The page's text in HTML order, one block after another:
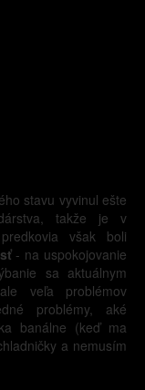
stavu vyvinul ešte
takže je v
však boli
- na uspokojovanie
sa aktuálnym
veľa problémov
problémy, aké
banálne (keď ma
a nemusím